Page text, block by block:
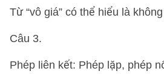
Từ “vô giá” có thể hiểu là
Câu 3.
Phép liên kết: Phép lặp, phép